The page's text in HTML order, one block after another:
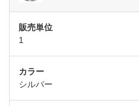
1
シルバー